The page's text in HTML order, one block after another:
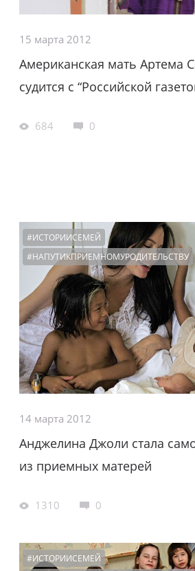
15 марта 2012
Американская мать Артема
судится с “Российской
684 0
#ИСТОРИИСЕМЕЙ
#НАПУТИКПРИЕМНОМУРОДИТЕЛЬСТВУ
14 марта 2012
Анджелина Джоли стала
из приемных матерей
1310 0
#ИСТОРИИСЕМЕЙ